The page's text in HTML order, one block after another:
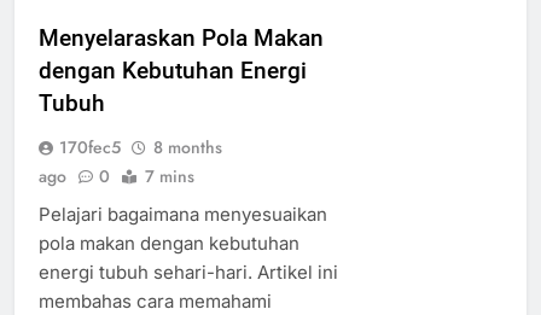
Menyelaraskan Pola Makan
dengan Kebutuhan Energi
Tubuh
170fec5
8 months
ago
0 7 mins
Pelajari bagaimana menyesuaikan
pola makan dengan kebutuhan
energi tubuh sehari-hari. Artikel ini
membahas cara memahami